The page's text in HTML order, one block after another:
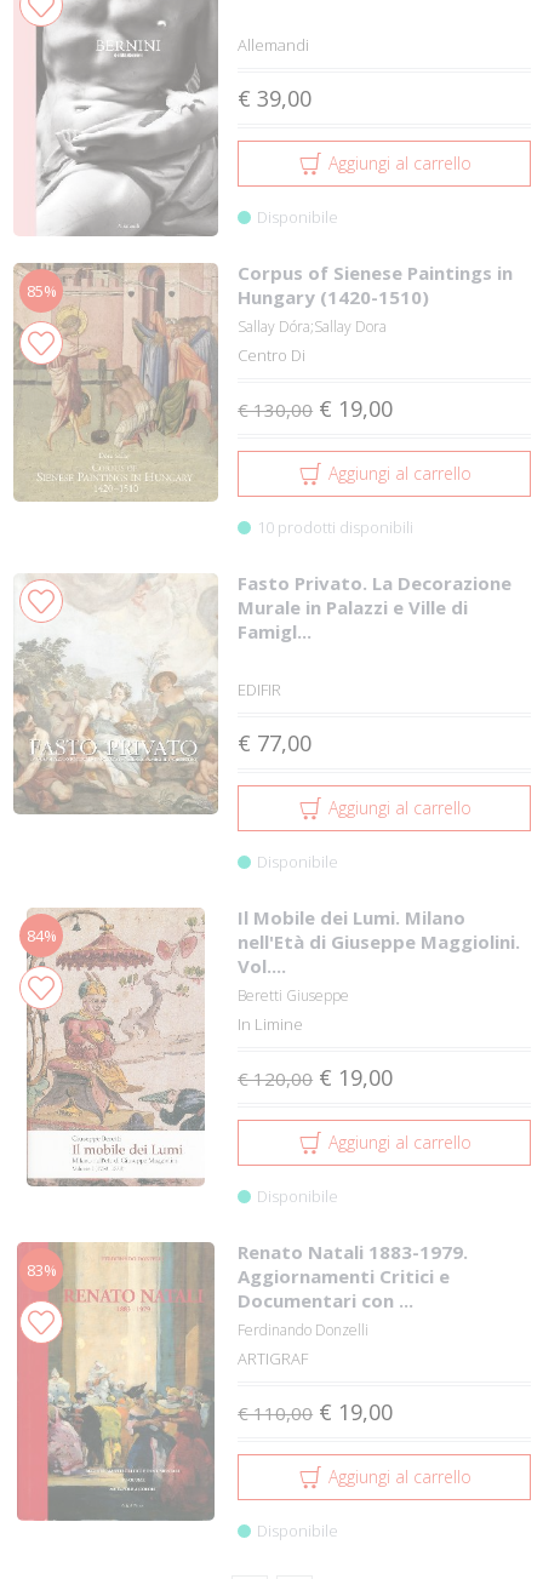
Allemandi
€ 39,00
Aggiungi al carrello
Disponibile
85%
Corpus of Sienese Paintings in
Hungary (1420-1510)
Sallay Dóra;Sallay Dora
Centro Di
€ 130,00 € 19,00
Aggiungi al carrello
10 prodotti disponibili
Fasto Privato. La Decorazione
Murale in Palazzi e Ville di
Famigl...
EDIFIR
€ 77,00
Aggiungi al carrello
Disponibile
84%
Il Mobile dei Lumi. Milano
nell'Età di Giuseppe Maggiolini.
Vol....
Beretti Giuseppe
In Limine
€ 120,00 € 19,00
Aggiungi al carrello
Disponibile
83%
Renato Natali 1883-1979.
Aggiornamenti Critici e
Documentari con ...
Ferdinando Donzelli
ARTIGRAF
€ 110,00 € 19,00
Aggiungi al carrello
Disponibile